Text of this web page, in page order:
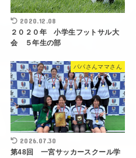
2020.12.08
２０２０年 小学生フットサル大
会 ５年生の部
パパさんママさん
2026.07.30
第48回 一宮サッカースクール学